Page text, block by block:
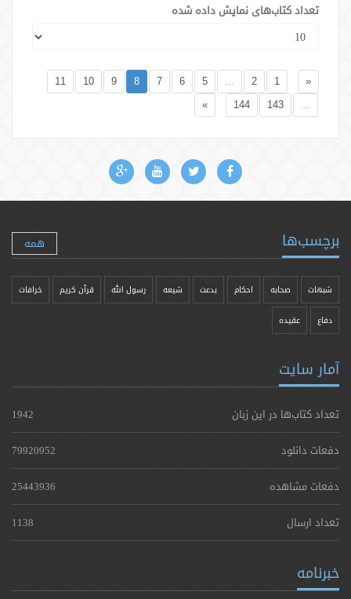
تعداد کتاب‌های نمایش داده شده
«
1
2
...
5
6
7
8
9
10
11
...
143
144
»
برچسب‌ها همه
شبهات صحابه احکام بدعت شیعه رسول الله قرآن کریم خرافات
دفاع عقیده
آمار سایت
تعداد کتاب‌ها در این زبان
1942
دفعات دانلود
79920952
دفعات مشاهده
25443936
تعداد ارسال
1138
خبرنامه